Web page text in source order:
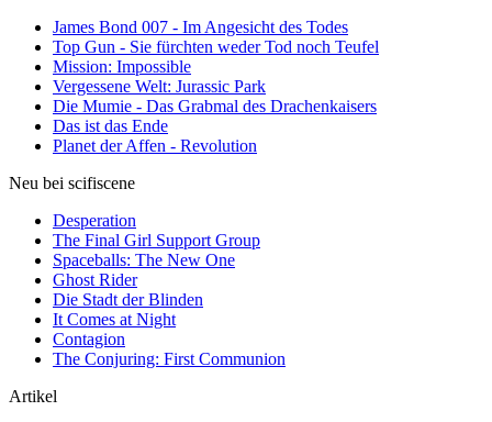
James Bond 007 - Im Angesicht des Todes
Top Gun - Sie fürchten weder Tod noch Teufel
Mission: Impossible
Vergessene Welt: Jurassic Park
Die Mumie - Das Grabmal des Drachenkaisers
Das ist das Ende
Planet der Affen - Revolution
Neu bei scifiscene
Desperation
The Final Girl Support Group
Spaceballs: The New One
Ghost Rider
Die Stadt der Blinden
It Comes at Night
Contagion
The Conjuring: First Communion
Artikel